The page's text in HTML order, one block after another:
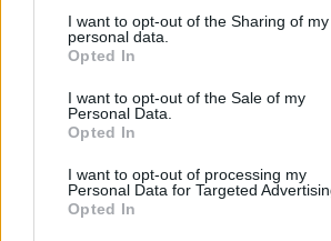
not limited to your visit or usage
grant or deny consent to Google and its
use your data for below specified
consent section.
I want to opt-out of the Sharing of my
personal data.
Opted In
I want to opt-out of the Sale of my
Personal Data.
Opted In
I want to opt-out of processing my
Personal Data for Targeted
Opted In
«Μια βόλτα κάναμε και του έφυγε
Μέσα στο αυτοκίνητο ήμουν κι